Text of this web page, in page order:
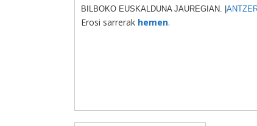
BILBOKO EUSKALDUNA JAUREGIAN. |
Erosi sarrerak hemen.